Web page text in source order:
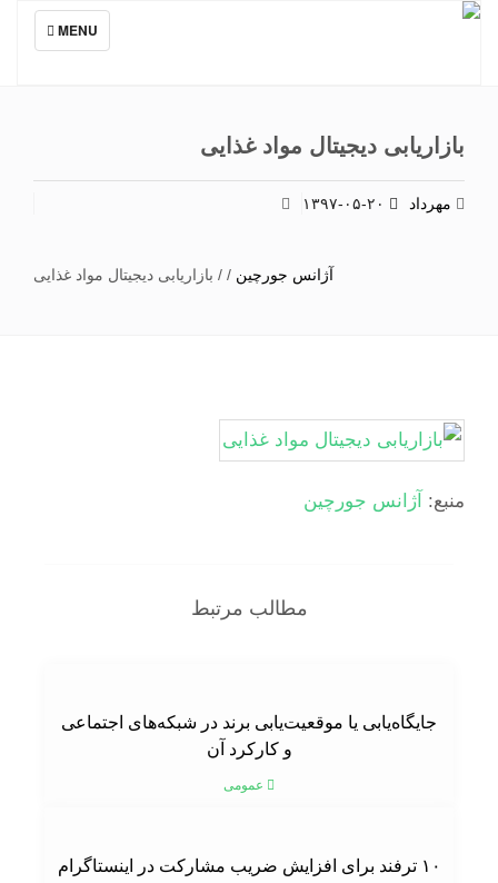
TOGGLE
NAVIGATION
MENU
بازاریابی دیجیتال مواد غذایی
مهرداد
آژانس جورچین/
/بازاریابی دیجیتال مواد غذایی
منبع:آژانس جورچین
مطالب مرتبط
جایگاه‌یابی یا موقعیت‌یابی برند در شبکه‌های اجتماعی
و کارکرد آن
عمومی
۱۰ ترفند برای افزایش ضریب مشارکت در اینستاگرام